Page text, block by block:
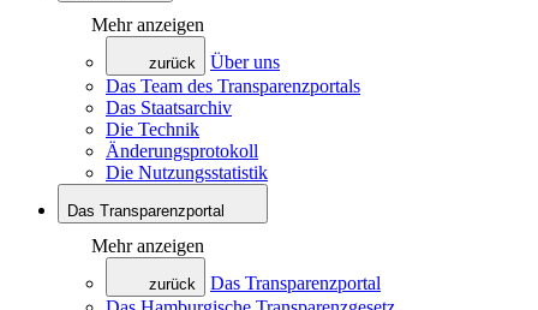
Mehr anzeigen
zurück
Über uns
Das Team des Transparenzportals
Das Staatsarchiv
Die Technik
Änderungsprotokoll
Die Nutzungsstatistik
Das Transparenzportal
Mehr anzeigen
zurück
Das Transparenzportal